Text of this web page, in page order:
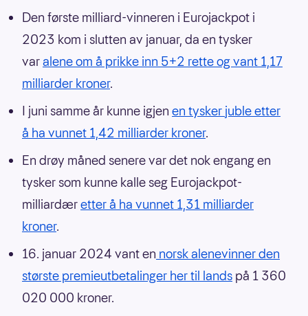
Den første milliard-vinneren i Eurojackpot i
2023 kom i slutten av januar, da en tysker
varalene om å prikke inn 5+2 rette og vant 1,17
milliarder kroner.
I juni samme år kunne igjen en tysker juble etter
å ha vunnet 1,42 milliarder kroner.
En drøy måned senere var det nok engang en
tysker som kunne kalle seg Eurojackpot-
milliardæretter å ha vunnet 1,31 milliarder
kroner.
16. januar 2024 vant en norsk alenevinner den
største premieutbetalinger her til lands på 1 360
020 000 kroner.